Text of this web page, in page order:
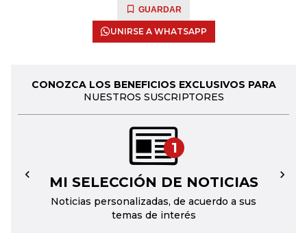
GUARDAR
UNIRSE A WHATSAPP
CONOZCA LOS BENEFICIOS EXCLUSIVOS PARA
NUESTROS SUSCRIPTORES
1
MI SELECCIÓN DE NOTICIAS
Noticias personalizadas, de acuerdo a sus
temas de interés
← →